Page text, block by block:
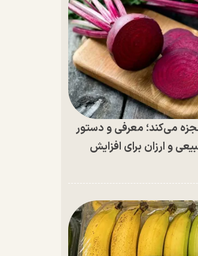
می‌کند؛ معرفی و دستور
و ارزان برای افزایش